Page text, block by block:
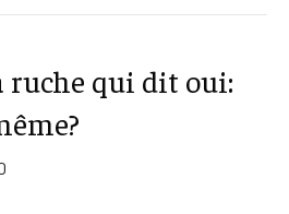
ruche qui dit oui: